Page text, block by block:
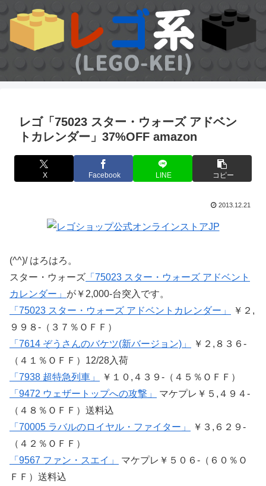
レゴ「75023 スター・ウォーズ アドベン
トカレンダー」37%OFF amazon
X Facebook LINE コピー
2013.12.21
(^^)/ はろはろ。
スター・ウォーズ 「75023 スター・ウォーズ アドベント
カレンダー」 が￥2,000-台突入です。
「75023 スター・ウォーズ アドベントカレンダー」
￥２,
９９８-（３７％ＯＦＦ）
「7614 ぞうさんのバケツ(新バージョン)」
￥２,８３６-
（４１％ＯＦＦ）12/28入荷
「7938 超特急列車」
￥１０,４３９-（４５％ＯＦＦ）
「9472 ウェザートップへの攻撃」
マケプレ￥５,４９４-
（４８％ＯＦＦ）送料込
「70005 ラバルのロイヤル・ファイター」
￥３,６２９-
（４２％ＯＦＦ）
「9567 ファン・スエイ」
マケプレ￥５０６-（６０％Ｏ
ＦＦ）送料込